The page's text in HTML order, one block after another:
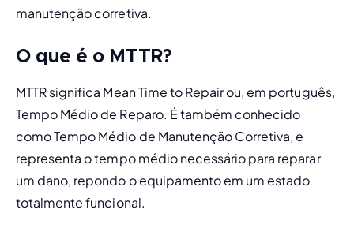
manutenção corretiva.
O que é o MTTR?
MTTR significa Mean Time to Repair ou, em português,
Tempo Médio de Reparo. É também conhecido
como Tempo Médio de Manutenção Corretiva, e
representa o tempo médio necessário para reparar
um dano, repondo o equipamento em um estado
totalmente funcional.